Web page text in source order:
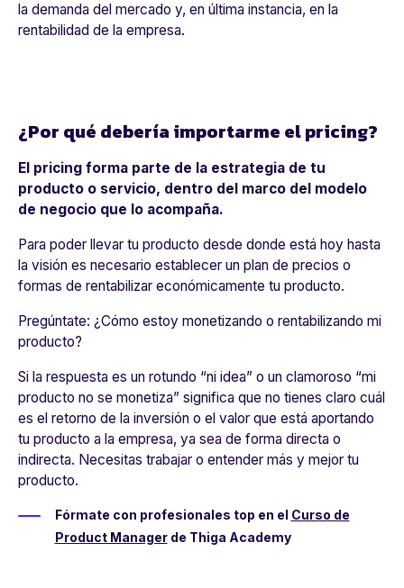
la demanda del mercado y, en última instancia, en la
rentabilidad de la empresa.
¿Por qué debería importarme el pricing?
El pricing forma parte de la estrategia de tu
producto o servicio, dentro del marco del modelo
de negocio que lo acompaña.
Para poder llevar tu producto desde donde está hoy hasta
la visión es necesario establecer un plan de precios o
formas de rentabilizar económicamente tu producto.
Pregúntate: ¿Cómo estoy monetizando o rentabilizando mi
producto?
Si la respuesta es un rotundo “ni idea” o un clamoroso “mi
producto no se monetiza” significa que no tienes claro cuál
es el retorno de la inversión o el valor que está aportando
tu producto a la empresa, ya sea de forma directa o
indirecta. Necesitas trabajar o entender más y mejor tu
producto.
Fórmate con profesionales top en el Curso de
Product Managerde Thiga Academy